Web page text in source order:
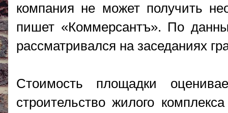
компания не может получить
пишет «Коммерсантъ». По
рассматривался на заседаниях
Стоимость площадки
строительство жилого